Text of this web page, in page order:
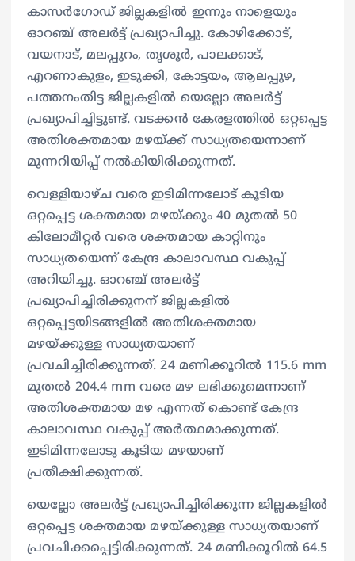
കാസർഗോഡ് ജില്ലകളിൽ ഇന്നും നാളെയും
ഓറഞ്ച് അലർട്ട് പ്രഖ്യാപിച്ചു. കോഴിക്കോട്,
വയനാട്, മലപ്പുറം, തൃശൂർ, പാലക്കാട്,
എറണാകുളം, ഇടുക്കി, കോട്ടയം, ആലപ്പുഴ,
പത്തനംതിട്ട ജില്ലകളിൽ യെല്ലോ അലർട്ട്
പ്രഖ്യാപിച്ചിട്ടുണ്ട്. വടക്കൻ കേരളത്തിൽ ഒറ്റപ്പെട്ട
അതിശക്തമായ മഴയ്ക്ക് സാധ്യതയെന്നാണ്
മുന്നറിയിപ്പ് നൽകിയിരിക്കുന്നത്.
വെള്ളിയാഴ്ച വരെ ഇടിമിന്നലോട് കൂടിയ
ഒറ്റപ്പെട്ട ശക്തമായ മഴയ്ക്കും 40 മുതൽ 50
കിലോമീറ്റർ വരെ ശക്തമായ കാറ്റിനും
സാധ്യതയെന്ന് കേന്ദ്ര കാലാവസ്ഥ വകുപ്പ്
അറിയിച്ചു. ഓറഞ്ച് അലർട്ട്
പ്രഖ്യാപിച്ചിരിക്കുനന് ജില്ലകളിൽ
ഒറ്റപ്പെട്ടയിടങ്ങളിൽ അതിശക്തമായ
മഴയ്ക്കുള്ള സാധ്യതയാണ്
പ്രവചിച്ചിരിക്കുന്നത്. 24 മണിക്കൂറിൽ 115.6 mm
മുതൽ 204.4 mm വരെ മഴ ലഭിക്കുമെന്നാണ്
അതിശക്തമായ മഴ എന്നത് കൊണ്ട് കേന്ദ്ര
കാലാവസ്ഥ വകുപ്പ് അർത്ഥമാക്കുന്നത്.
ഇടിമിന്നലോടു കൂടിയ മഴയാണ്
പ്രതീക്ഷിക്കുന്നത്.
യെല്ലോ അലർട്ട് പ്രഖ്യാപിച്ചിരിക്കുന്ന ജില്ലകളിൽ
ഒറ്റപ്പെട്ട ശക്തമായ മഴയ്ക്കുള്ള സാധ്യതയാണ്
പ്രവചിക്കപ്പെട്ടിരിക്കുന്നത്. 24 മണിക്കൂറിൽ 64.5